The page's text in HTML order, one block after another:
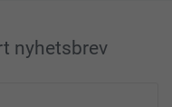
nyhetsbrev